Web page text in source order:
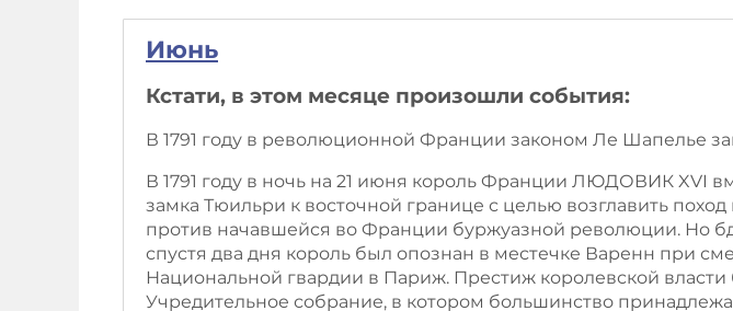
Июнь
Кстати, в этом месяце произошли события:
В 1791 году в революционной Франции законом Ле Шапелье
В 1791 году в ночь на 21 июня король Франции ЛЮДОВИК XVI
замка Тюильри к восточной границе с целью возглавить
против начавшейся во Франции буржуазной революции. Но
спустя два дня король был опознан в местечке Варенн при
Национальной гвардии в Париж. Престиж королевской
Учредительное собрание, в котором большинство